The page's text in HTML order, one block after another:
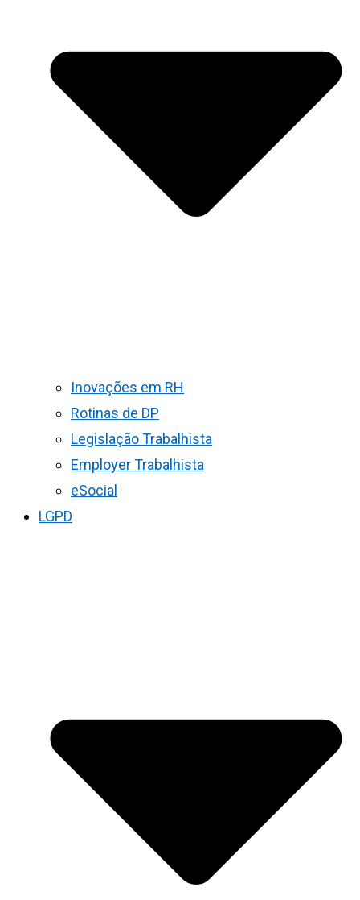
Inovações em RH
Rotinas de DP
Legislação Trabalhista
Employer Trabalhista
eSocial
LGPD